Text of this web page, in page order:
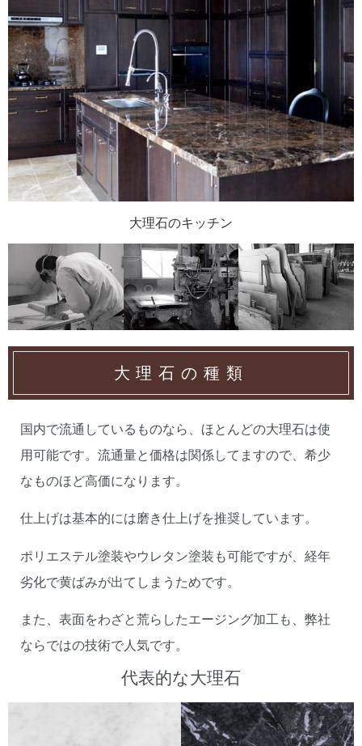
大理石のキッチン
大理石の種類
国内で流通しているものなら、ほとんどの大理石は使
用可能です。流通量と価格は関係してますので、希少
なものほど高価になります。
仕上げは基本的には磨き仕上げを推奨しています。
ポリエステル塗装やウレタン塗装も可能ですが、経年
劣化で黄ばみが出てしまうためです。
また、表面をわざと荒らしたエージング加工も、弊社
ならではの技術で人気です。
代表的な大理石